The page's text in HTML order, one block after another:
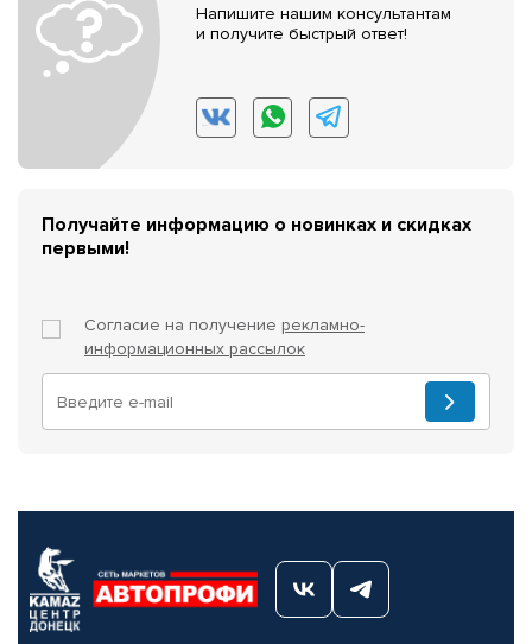
Напишите нашим консультантам
и получите быстрый ответ!
Получайте информацию о новинках и скидках
первыми!
Согласие на получение рекламно-
информационных рассылок